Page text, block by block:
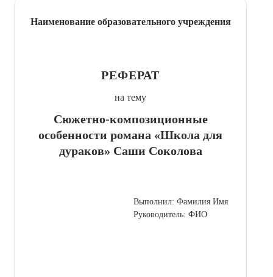
Наименование образовательного учреждения
РЕФЕРАТ
на тему
Сюжетно-композиционные
особенности романа «Школа для
дураков» Саши Соколова
Выполнил: Фамилия Имя
Руководитель: ФИО